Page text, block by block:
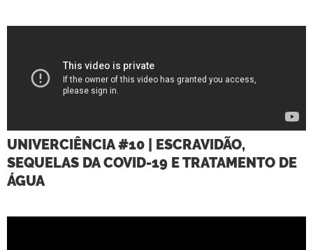
UNIVERCIÊNCIA #10 | ESCRAVIDÃO,
SEQUELAS DA COVID-19 E TRATAMENTO DE
ÁGUA